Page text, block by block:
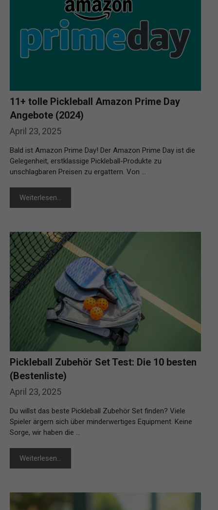
April 23, 2025
11+ tolle Pickleball Amazon Prime Day
Angebote (2024)
Bald ist Amazon Prime Day! Der Amazon Prime Day ist die
Gelegenheit, erstklassige Pickleball-Produkte zu
unschlagbaren Preisen zu ergattern. Von …
Weiterlesen…
April 23, 2025
Pickleball Zubehör Set Test: Die 10 besten
(Bestenliste)
Du willst das beste Pickleball Zubehör Set finden? Viele
Spieler ärgern sich über minderwertiges Equipment. Keine
Sorge, wir haben die …
Weiterlesen…